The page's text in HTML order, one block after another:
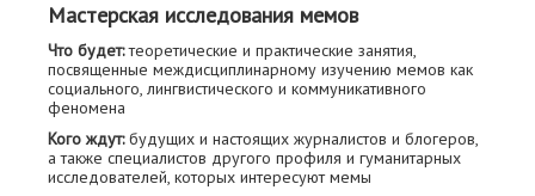
Мастерская исследования мемов
Что будет:теоретические и практические занятия,
посвященные междисциплинарному изучению мемов как
социального, лингвистического и коммуникативного
феномена
Кого ждут:будущих и настоящих журналистов и блогеров,
а также специалистов другого профиля и гуманитарных
исследователей, которых интересуют мемы